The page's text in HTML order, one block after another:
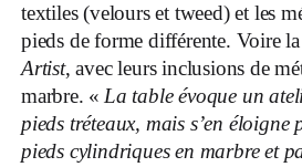
textiles (velours et tweed) et les
pieds de forme différente. Voire
Artist, avec leurs inclusions de
marbre. « La table évoque un
pieds tréteaux, mais s’en éloigne
pieds cylindriques en marbre et